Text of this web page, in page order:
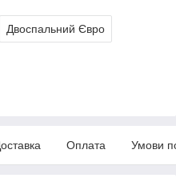
Двоспальний Євро
Оплата Умови